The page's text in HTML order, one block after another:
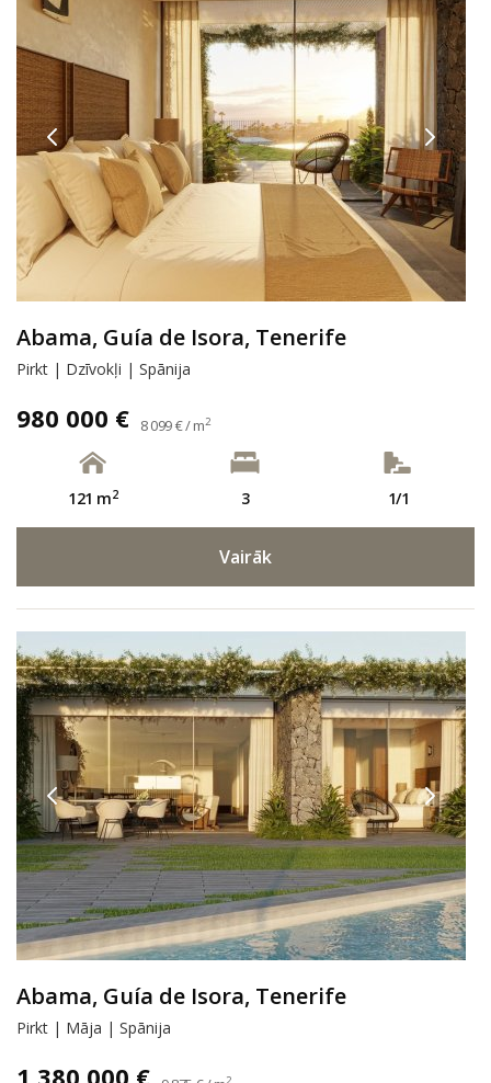
Abama, Guía de Isora, Tenerife
Pirkt | Dzīvokļi | Spānija
980 000 € 8 099 € / m2
121 m2 3 1/1
Vairāk
Abama, Guía de Isora, Tenerife
Pirkt | Māja | Spānija
1 380 000 €